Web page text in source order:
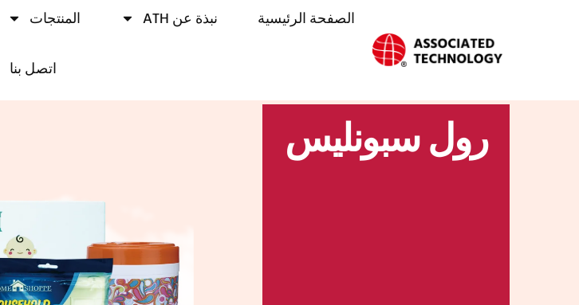
الصفحة الرئيسية نبذة عن ATH المنتجات
اتصل بنا
رول سبونليس